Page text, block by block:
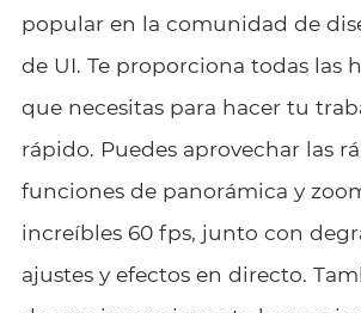
popular en la comunidad de
de UI. Te proporciona todas las
que necesitas para hacer tu
rápido. Puedes aprovechar las
funciones de panorámica y
increíbles 60 fps, junto con
ajustes y efectos en directo.